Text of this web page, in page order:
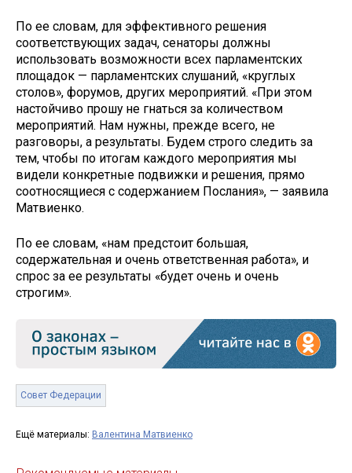
По ее словам, для эффективного решения
соответствующих задач, сенаторы должны
использовать возможности всех парламентских
площадок — парламентских слушаний, «круглых
столов», форумов, других мероприятий. «При этом
настойчиво прошу не гнаться за количеством
мероприятий. Нам нужны, прежде всего, не
разговоры, а результаты. Будем строго следить за
тем, чтобы по итогам каждого мероприятия мы
видели конкретные подвижки и решения, прямо
соотносящиеся с содержанием Послания», — заявила
Матвиенко.
По ее словам, «нам предстоит большая,
содержательная и очень ответственная работа», и
спрос за ее результаты «будет очень и очень
строгим».
Совет Федерации
Ещё материалы: Валентина Матвиенко